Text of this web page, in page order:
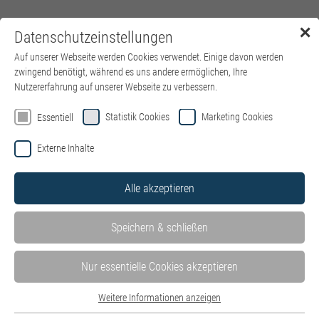
Menü
✕
Datenschutzeinstellungen
Auf unserer Webseite werden Cookies verwendet. Einige davon werden
zwingend benötigt, während es uns andere ermöglichen, Ihre
Nutzererfahrung auf unserer Webseite zu verbessern.
Essentiell Statistik Cookies Marketing Cookies
Externe Inhalte
Alle akzeptieren
Speichern & schließen
Nur essentielle Cookies akzeptieren
Weitere Informationen anzeigen